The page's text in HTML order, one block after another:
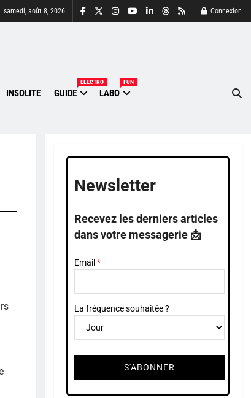
samedi, août 8, 2026 Connexion
INSOLITE GUIDE
ELECTRO
LABO
FUN
Newsletter
Recevez les derniers articles
dans votre messagerie 📩
Email
La fréquence souhaitée ?